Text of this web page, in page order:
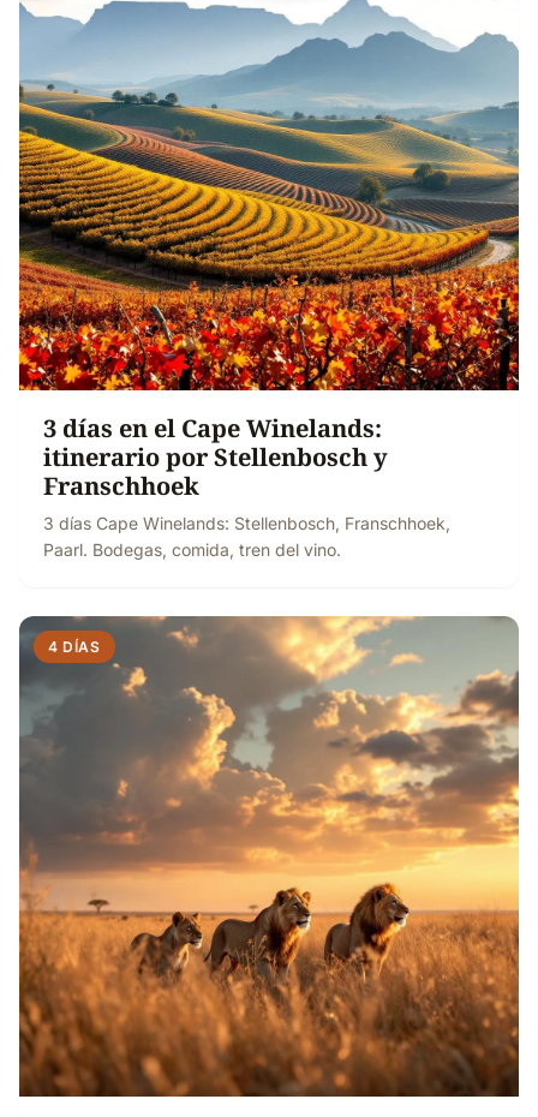
3 días en el Cape Winelands:
itinerario por Stellenbosch y
Franschhoek
3 días Cape Winelands: Stellenbosch, Franschhoek,
Paarl. Bodegas, comida, tren del vino.
4 DÍAS